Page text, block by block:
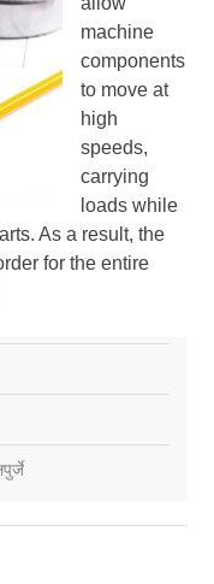
machine
components
to move at
high
speeds,
carrying
loads while
As a result, the
for the entire